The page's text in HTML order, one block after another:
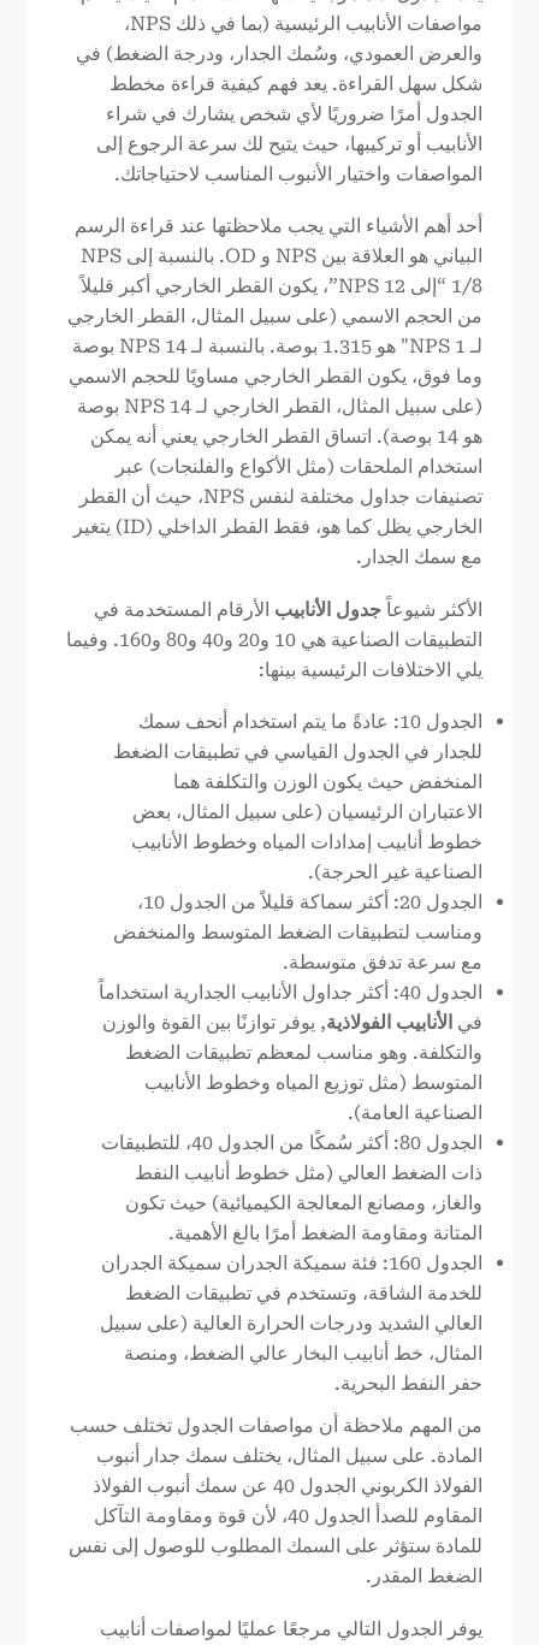
مواصفات الأنابيب الرئيسية (بما في ذلك NPS،
والعرض العمودي، وسُمك الجدار، ودرجة الضغط) في
شكل سهل القراءة. يعد فهم كيفية قراءة مخطط
الجدول أمرًا ضروريًا لأي شخص يشارك في شراء
الأنابيب أو تركيبها، حيث يتيح لك سرعة الرجوع إلى
المواصفات واختيار الأنبوب المناسب لاحتياجاتك.
أحد أهم الأشياء التي يجب ملاحظتها عند قراءة الرسم
البياني هو العلاقة بين NPS و OD. بالنسبة إلى NPS
1/8 “إلى NPS 12”، يكون القطر الخارجي أكبر قليلاً
من الحجم الاسمي (على سبيل المثال، القطر الخارجي
لـ NPS 1" هو 1.315 بوصة. بالنسبة لـ NPS 14 بوصة
وما فوق، يكون القطر الخارجي مساويًا للحجم الاسمي
(على سبيل المثال، القطر الخارجي لـ NPS 14 بوصة
هو 14 بوصة). اتساق القطر الخارجي يعني أنه يمكن
استخدام الملحقات (مثل الأكواع والفلنجات) عبر
تصنيفات جداول مختلفة لنفس NPS، حيث أن القطر
الخارجي يظل كما هو، فقط القطر الداخلي (ID) يتغير
مع سمك الجدار.
الأكثر شيوعاًجدول الأنابيب الأرقام المستخدمة في
التطبيقات الصناعية هي 10 و20 و40 و80 و160. وفيما
يلي الاختلافات الرئيسية بينها:
الجدول 10: عادةً ما يتم استخدام أنحف سمك
للجدار في الجدول القياسي في تطبيقات الضغط
المنخفض حيث يكون الوزن والتكلفة هما
الاعتباران الرئيسيان (على سبيل المثال، بعض
خطوط أنابيب إمدادات المياه وخطوط الأنابيب
الصناعية غير الحرجة).
الجدول 20: أكثر سماكة قليلاً من الجدول 10،
ومناسب لتطبيقات الضغط المتوسط والمنخفض
مع سرعة تدفق متوسطة.
الجدول 40: أكثر جداول الأنابيب الجدارية استخداماً
في الأنابيب الفولاذية, يوفر توازنًا بين القوة والوزن
والتكلفة. وهو مناسب لمعظم تطبيقات الضغط
المتوسط (مثل توزيع المياه وخطوط الأنابيب
الصناعية العامة).
الجدول 80: أكثر سُمكًا من الجدول 40، للتطبيقات
ذات الضغط العالي (مثل خطوط أنابيب النفط
والغاز، ومصانع المعالجة الكيميائية) حيث تكون
المتانة ومقاومة الضغط أمرًا بالغ الأهمية.
الجدول 160: فئة سميكة الجدران سميكة الجدران
للخدمة الشاقة، وتستخدم في تطبيقات الضغط
العالي الشديد ودرجات الحرارة العالية (على سبيل
المثال، خط أنابيب البخار عالي الضغط، ومنصة
حفر النفط البحرية.
من المهم ملاحظة أن مواصفات الجدول تختلف حسب
المادة. على سبيل المثال، يختلف سمك جدار أنبوب
الفولاذ الكربوني الجدول 40 عن سمك أنبوب الفولاذ
المقاوم للصدأ الجدول 40، لأن قوة ومقاومة التآكل
للمادة ستؤثر على السمك المطلوب للوصول إلى نفس
الضغط المقدر.
يوفر الجدول التالي مرجعًا عمليًا لمواصفات أنابيب